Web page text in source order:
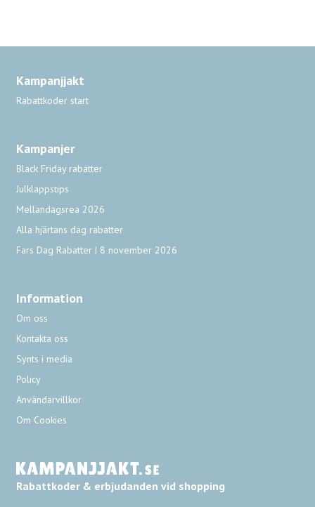
Kampanjjakt
Rabattkoder start
Kampanjer
Black Friday rabatter
Julklappstips
Mellandagsrea 2026
Alla hjärtans dag rabatter
Fars Dag Rabatter | 8 november 2026
Information
Om oss
Kontakta oss
Synts i media
Policy
Användarvillkor
Om Cookies
Rabattkoder & erbjudanden vid shopping